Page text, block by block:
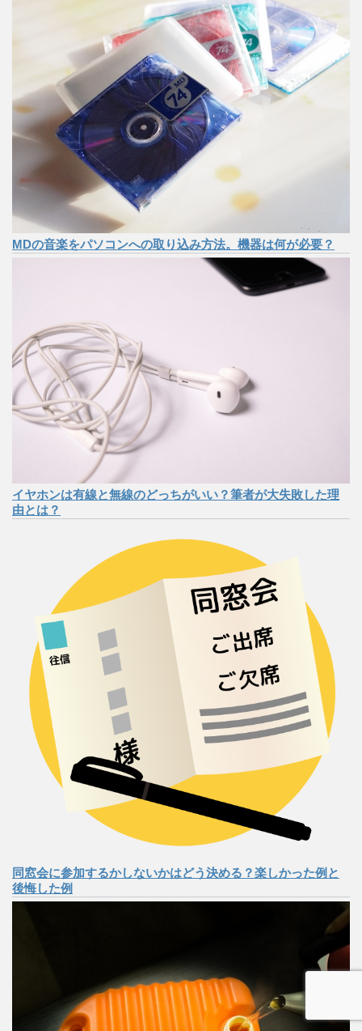
MDの音楽をパソコンへの取り込み方法。機器は何が必要？
イヤホンは有線と無線のどっちがいい？筆者が大失敗した理
由とは？
同窓会に参加するかしないかはどう決める？楽しかった例と
後悔した例